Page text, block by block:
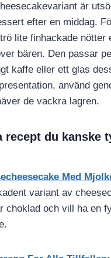
är
efter en middag.
lite finhackade nötter
bären. Den passar
kaffe eller ett glas
använd
de vackra lagren.
recept du kanske
Med
variant av
choklad och vill ha en